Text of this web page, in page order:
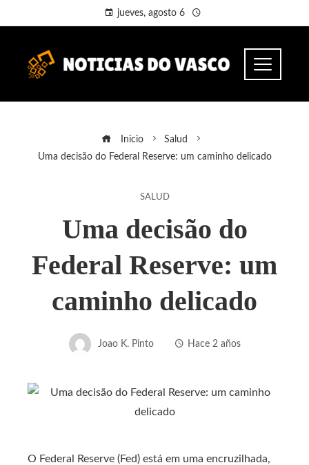
jueves, agosto 6
Inicio
Salud
Uma decisão do Federal Reserve: um caminho delicado
SALUD
Uma decisão do
Federal Reserve: um
caminho delicado
Joao K. Pinto Hace 2 años
O Federal Reserve (Fed) está em uma encruzilhada,